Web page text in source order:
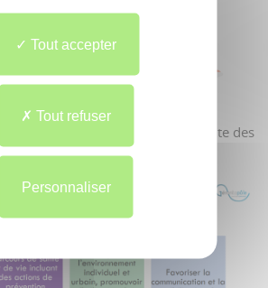
Ministère dédiée au plan antichute des
Tout accepter
Tout refuser
Personnaliser